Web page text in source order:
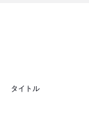
タイトル